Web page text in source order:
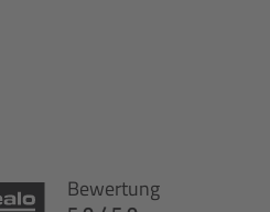
Bewertung